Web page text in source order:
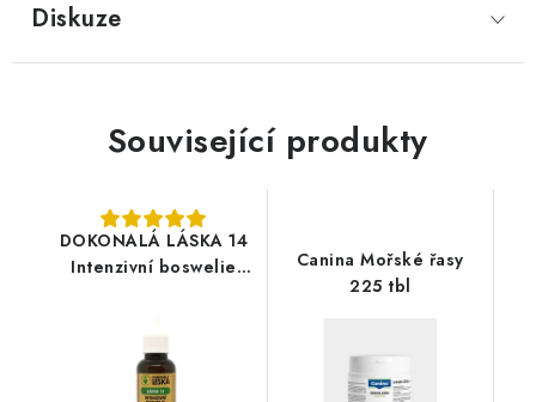
Diskuze
Související produkty
DOKONALÁ LÁSKA 14
Intenzivní boswelie
Canina Mořské řasy
225 tbl